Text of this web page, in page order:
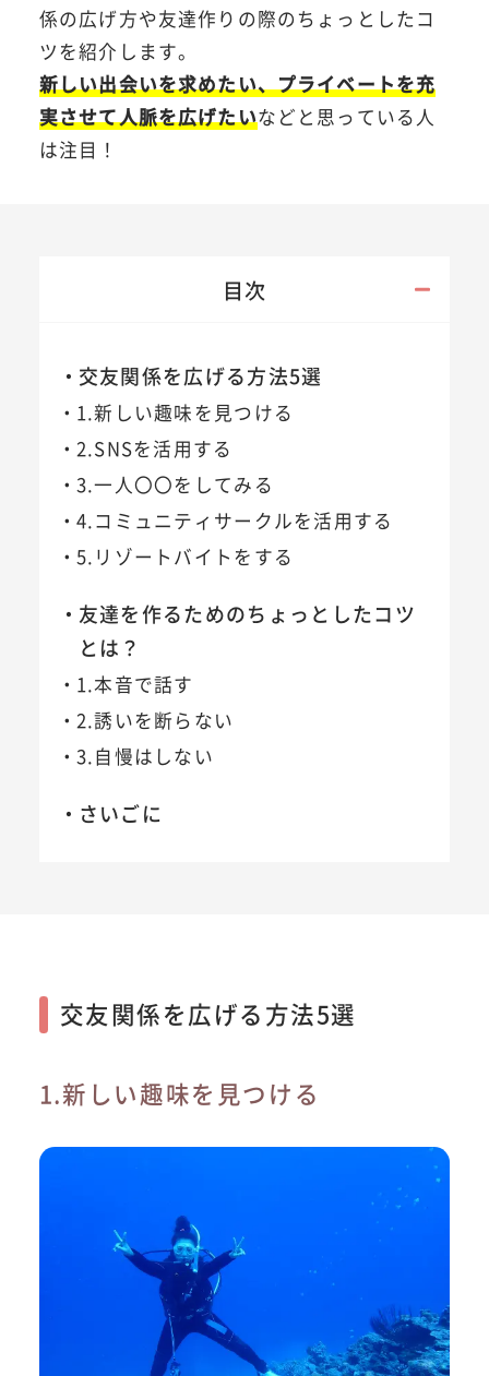
係の広げ方や友達作りの際のちょっとしたコ
ツを紹介します。
新しい出会いを求めたい、プライベートを充
実させて人脈を広げたいなどと思っている人
は注目！
目次
交友関係を広げる方法5選
1.新しい趣味を見つける
2.SNSを活用する
3.一人〇〇をしてみる
4.コミュニティサークルを活用する
5.リゾートバイトをする
友達を作るためのちょっとしたコツ
とは？
1.本音で話す
2.誘いを断らない
3.自慢はしない
さいごに
交友関係を広げる方法5選
1.新しい趣味を見つける